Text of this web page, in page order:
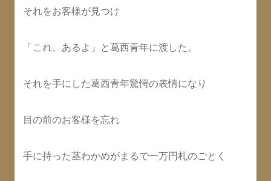
それをお客様が見つけ
「これ、あるよ」と葛西青年に渡した。
それを手にした葛西青年驚愕の表情になり
目の前のお客様を忘れ
手に持った茎わかめがまるで一万円札のごとく